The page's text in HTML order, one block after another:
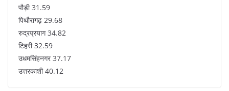
पौड़ी 31.59
पिथौरागढ़ 29.68
रुद्रप्रयाग 34.82
टिहरी 32.59
उधमसिंहनगर 37.17
उत्तरकाशी 40.12